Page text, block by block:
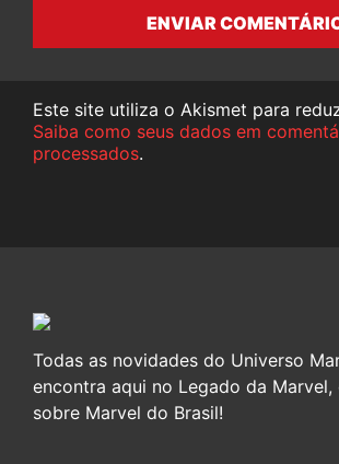
ENVIAR
Este site utiliza o Akismet para
Saiba como seus dados em
processados.
Todas as novidades do Universo
encontra aqui no Legado da
sobre Marvel do Brasil!